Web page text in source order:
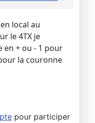
local au
le 4TX je
en + ou - 1 pour
la couronne
pour participer